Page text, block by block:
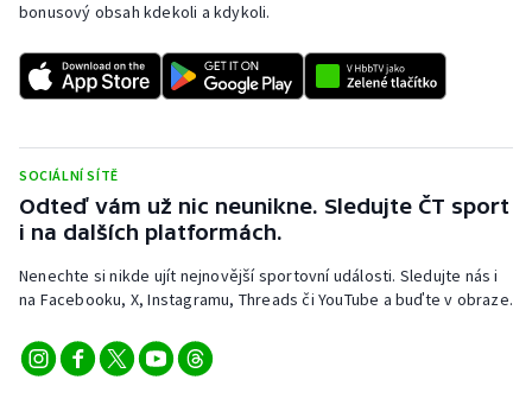
Rychlostní kanoistika
Short track
Sportovní střelba
Stolní tenis
Veslování
bonusový obsah kdekoli a kdykoli.
SOCIÁLNÍ SÍTĚ
Odteď vám už nic neunikne. Sledujte ČT sport
i na dalších platformách.
Nenechte si nikde ujít nejnovější sportovní události. Sledujte nás i
na Facebooku, X, Instagramu, Threads či YouTube a buďte v obraze.